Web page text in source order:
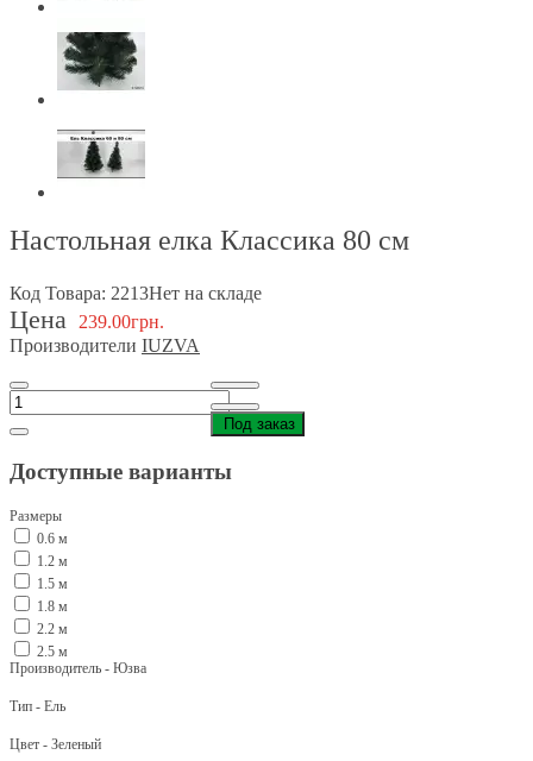
Настольная елка Классика 80 см
Код Товара: 2213Нет на складе
Цена
239.00грн.
Производители IUZVA
Под заказ
Доступные варианты
Размеры
0.6 м
1.2 м
1.5 м
1.8 м
2.2 м
2.5 м
Производитель - Юзва
Тип - Ель
Цвет - Зеленый